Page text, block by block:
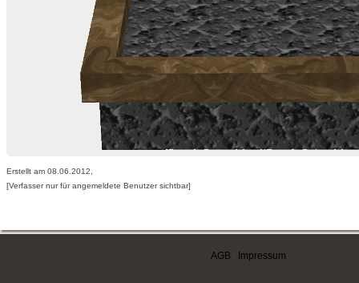
Erstellt am 08.06.2012,
[Verfasser nur für angemeldete Benutzer sichtbar]
AGB Impressum